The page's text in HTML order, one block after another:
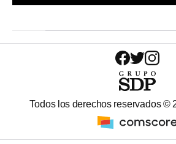
Todos los derechos reservados ©